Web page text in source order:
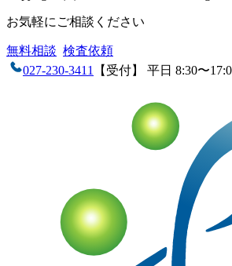
お気軽にご相談ください
無料相談 検査依頼
027-230-3411
【受付】 平日 8:30〜